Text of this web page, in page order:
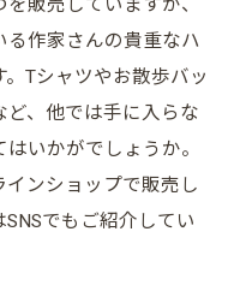
販売していますが、
る作家さんの貴重なハ
Tシャツやお散歩バッ
、他では手に入らな
いかがでしょうか。
ンショップで販売し
でもご紹介してい